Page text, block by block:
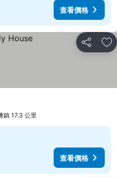
查看價格
分享 加
鎮 17.3 公里
查看價格